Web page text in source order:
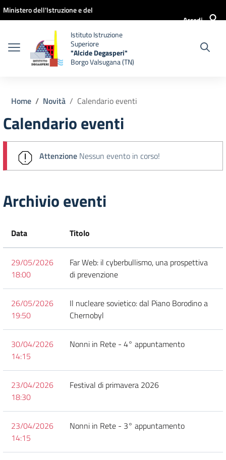
Vai ai contenuti
Vai al menu di navigazione
Vai al footer
Ministero dell'Istruzione e del
Accedi
Istituto Istruzione
Superiore
"Alcide Degasperi"
Borgo Valsugana (TN)
Home Novità Calendario eventi
Calendario eventi
Attenzione Nessun evento in corso!
Archivio eventi
Data Titolo
29/05/2026
18:00
Far Web: il cyberbullismo, una prospettiva
di prevenzione
26/05/2026
19:50
Il nucleare sovietico: dal Piano Borodino a
Chernobyl
30/04/2026
14:15
Nonni in Rete - 4° appuntamento
23/04/2026
18:30
Festival di primavera 2026
23/04/2026
14:15
Nonni in Rete - 3° appuntamento